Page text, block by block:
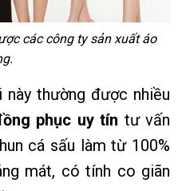
các công ty sản xuất áo
này thường được nhiều
phục uy tín tư vấn
cá sấu làm từ 100%
mát, có tính co giãn